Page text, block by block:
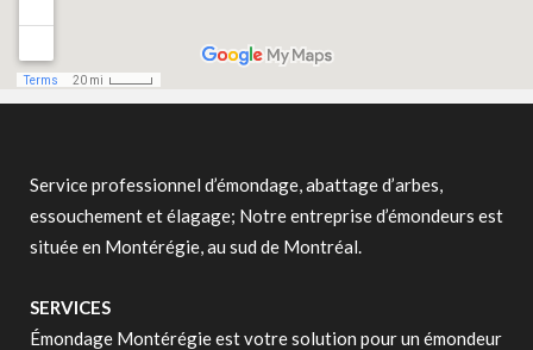
Service professionnel d’émondage, abattage d’arbes,
essouchement et élagage; Notre entreprise d’émondeurs est
située en Montérégie, au sud de Montréal.
SERVICES
Émondage Montérégie est votre solution pour un émondeur